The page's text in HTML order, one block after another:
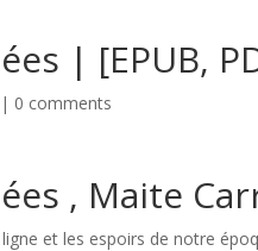
| [EPUB,
| 0 comments
, Maite
et les espoirs de notre